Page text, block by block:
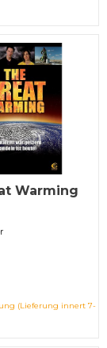
Warming
(Lieferung innert 7-